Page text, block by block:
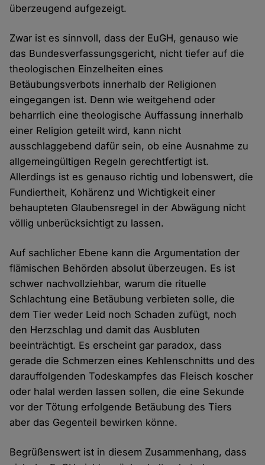
überzeugend aufgezeigt.
Zwar ist es sinnvoll, dass der EuGH, genauso wie
das Bundesverfassungsgericht, nicht tiefer auf die
theologischen Einzelheiten eines
Betäubungsverbots innerhalb der Religionen
eingegangen ist. Denn wie weitgehend oder
beharrlich eine theologische Auffassung innerhalb
einer Religion geteilt wird, kann nicht
ausschlaggebend dafür sein, ob eine Ausnahme zu
allgemeingültigen Regeln gerechtfertigt ist.
Allerdings ist es genauso richtig und lobenswert, die
Fundiertheit, Kohärenz und Wichtigkeit einer
behaupteten Glaubensregel in der Abwägung nicht
völlig unberücksichtigt zu lassen.
Auf sachlicher Ebene kann die Argumentation der
flämischen Behörden absolut überzeugen. Es ist
schwer nachvollziehbar, warum die rituelle
Schlachtung eine Betäubung verbieten solle, die
dem Tier weder Leid noch Schaden zufügt, noch
den Herzschlag und damit das Ausbluten
beeinträchtigt. Es erscheint gar paradox, dass
gerade die Schmerzen eines Kehlenschnitts und des
darauffolgenden Todeskampfes das Fleisch koscher
oder halal werden lassen sollen, die eine Sekunde
vor der Tötung erfolgende Betäubung des Tiers
aber das Gegenteil bewirken könne.
Begrüßenswert ist in diesem Zusammenhang, dass